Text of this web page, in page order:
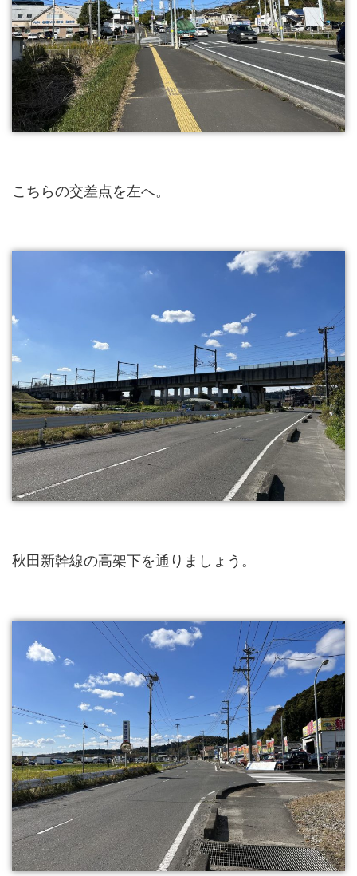
こちらの交差点を左へ。
秋田新幹線の高架下を通りましょう。